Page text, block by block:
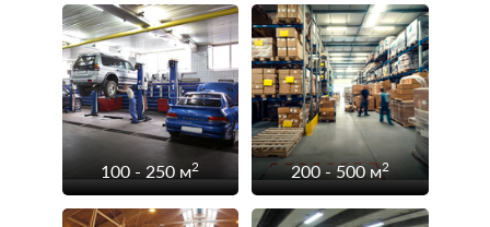
100 - 250 м2 200 - 500 м2